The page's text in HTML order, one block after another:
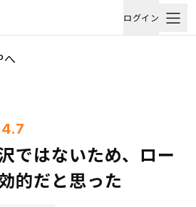
ログイン
へ
4.7
ではないため、ロー
的だと思った